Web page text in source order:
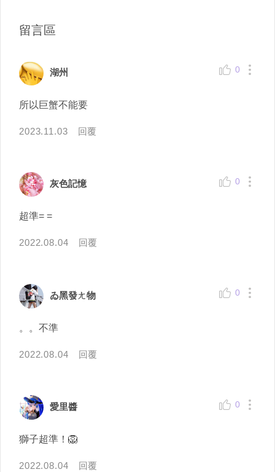
留言區
湖州 0
所以巨蟹不能要
2023.11.03 回覆
灰色記憶 0
超準= =
2022.08.04 回覆
ゐ黑發ㄤ物 0
。。不準
2022.08.04 回覆
愛里醬 0
獅子超準！🦁️
2022.08.04 回覆